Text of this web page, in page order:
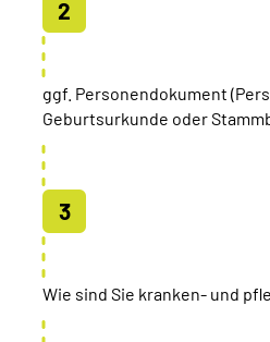
ggf. Personendokument
Geburtsurkunde oder
Wie sind Sie kranken- und